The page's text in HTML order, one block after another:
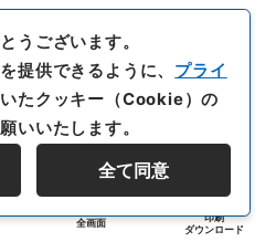
全画面
印刷
ダウンロード
うございます。
提供できるように、 プライ
たクッキー（Cookie）の
いいたします。
全て同意